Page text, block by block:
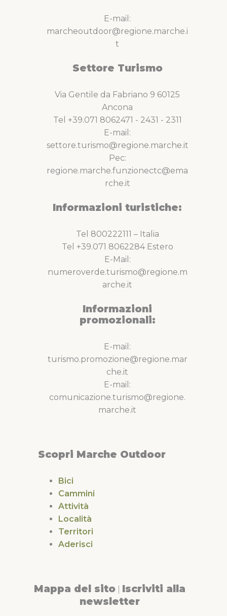
E-mail:
marcheoutdoor@regione.marche.i
t
Settore Turismo
Via Gentile da Fabriano 9 60125
Ancona
Tel +39.071 8062471 - 2431 - 2311
E-mail:
settore.turismo@regione.marche.it
Pec:
regione.marche.funzionectc@ema
rche.it
Informazioni turistiche:
Tel 800222111 – Italia
Tel +39.071 8062284 Estero
E-Mail:
numeroverde.turismo@regione.m
arche.it
Informazioni
promozionali:
E-mail:
turismo.promozione@regione.mar
che.it
E-mail:
comunicazione.turismo@regione.
marche.it
Scopri Marche Outdoor
Bici
Cammini
Attività
Località
Territori
Aderisci
Mappa del sito Iscriviti alla
newsletter